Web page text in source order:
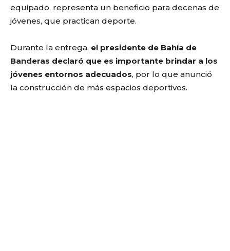
equipado, representa un beneficio para decenas de
jóvenes, que practican deporte.
Durante la entrega, el presidente de Bahía de
Banderas declaró que es importante brindar a los
jóvenes entornos adecuados, por lo que anunció
la construcción de más espacios deportivos.